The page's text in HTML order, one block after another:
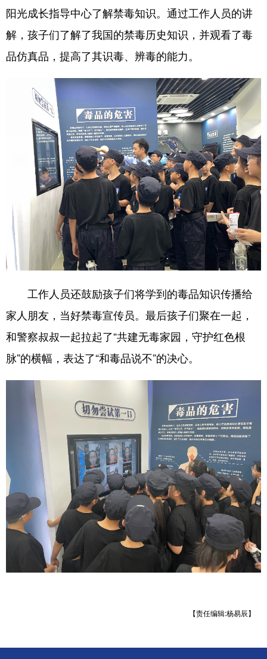
阳光成长指导中心了解禁毒知识。通过工作人员的讲
解，孩子们了解了我国的禁毒历史知识，并观看了毒
品仿真品，提高了其识毒、辨毒的能力。
工作人员还鼓励孩子们将学到的毒品知识传播给
家人朋友，当好禁毒宣传员。最后孩子们聚在一起，
和警察叔叔一起拉起了“共建无毒家园，守护红色根
脉”的横幅，表达了“和毒品说不”的决心。
【责任编辑:杨易辰】